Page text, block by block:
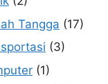
Tangga (17)
(3)
(1)